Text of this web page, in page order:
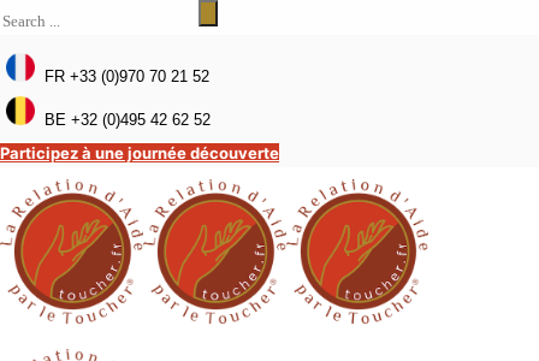
FR +33 (0)970 70 21 52
BE +32 (0)495 42 62 52
Participez à une journée découverte